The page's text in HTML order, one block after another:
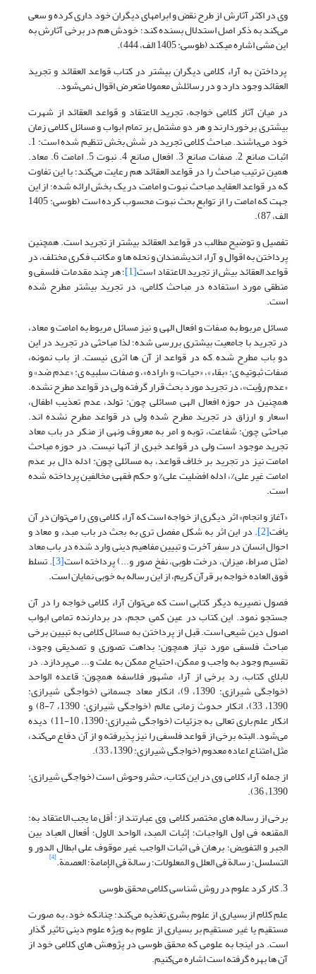
وی در اکثر آثارش از طرح نقض و ابرام‎های دیگران خود داری کرده و سعی
می‌کند به ذکر اصل استدلال بسنده کند؛ خودش هم در برخی آثارش به
این مشی اشاره می‎کند (طوسی: 1405 الف، 444).
پرداختن به آراء کلامی دیگران بیشتر در کتاب قواعد العقائد و تجرید
العقائد وجود دارد و در رسائلش معمولا متعرض اقوال نمی‌شود.
در میان آثار کلامی خواجه، تجرید الاعتقاد و قواعد العقائد از شهرت
بیشتری برخوردارند و هر دو مشتمل بر تمام ابواب و مسائل کلامی زمان
خود می‌باشند. مباحث کلامی تجرید در شش بخش تنظیم شده است: 1.
اثبات صانع 2. صفات صانع 3. افعال صانع 4. نبوت 5. امامت 6. معاد.
همین ترتیب مباحث را در قواعد العقائد هم رعایت می‌کند؛ با این تفاوت
که در قواعد العقاید مباحث نبوت و امامت در یک بخش ارائه شده؛ از این
جهت که امامت را از توابع بحث نبوت محسوب کرده است (طوسی: 1405
الف، 87).
تفصیل و توضیح مطالب در قواعد العقائد بیشتر از تجرید است. همچنین
پرداختن به اقوال و آراء اندیشمندان و نحله ها و مکاتب فکری مختلف، در
قواعد العقائد بیش از تجرید الاعتقاد است[1] ؛ هر چند مقدمات فلسفی و
منطقی مورد استفاده در مباحث کلامی، در تجرید بیشتر مطرح شده
است.
مسائل مربوط به صفات و افعال الهی و نیز مسائل مربوط به امامت و معاد،
در تجرید با جامعیت بیشتری بررسی شده؛ لذا مباحثی در تجرید در این
دو باب مطرح شده که در قواعد از آن ها اثری نیست. از باب نمونه،
صفات ثبوتیه ی: «بقاء»، «حیات» و «اراده»، و صفات سلبیه ی: «عدم ضد» و
«عدم رؤیت»، در تجرید مورد بحث قرار گرفته ولی در قواعد مطرح نشده.
همچنین در حوزه افعال الهی مسائلی چون: تولد، عدم تعذیب اطفال،
اسعار و ارزاق در تجرید مطرح شده ولی در قواعد مطرح نشده اند.
مباحثی چون: شفاعت، توبه و امر به معروف ونهی از منکر در باب معاد
تجرید موجود است ولی در قواعد خبری از آنها نیست. در حوزه مباحث
امامت نیز در تجرید بر خلاف قواعد، به مسائلی چون: ادله دال بر عدم
امامت غیر علی%، ادله افضلیت علی% و حکم فقهی مخالفین پرداخته شده
است.
«آغاز و انجام» اثر دیگری از خواجه است که آراء کلامی وی را می‌توان در آن
یافت[2] . در این اثر به شکل مفصل تری به بحث در باب مبدء و معاد و
احوال انسان در سفر آخرت و تبیین مفاهیم دینی وارد شده در باب معاد
(مثل صراط، میزان، درخت طوبی، نفخ صور و...) پرداخته است[3] . تسلط
فوق العاده خواجه بر قرآن کریم، از این رساله به خوبی نمایان است.
فصول نصیریه دیگر کتابی است که می‌توان آراء کلامی خواجه را در آن
جستجو نمود. این کتاب در عین کمیِ حجم، در بردارنده تمامی ابواب
اصول دین شیعی است. قبل از پرداختن به مسائل کلامی به تبیین برخی
مباحث فلسفی مورد نیاز همچون: بداهت تصوری و تصدیقی وجود،
تقسیم وجود به واجب و ممکن، احتیاج ممکن به علت و... می‌پردازد. در
لابلای کتاب، رد برخی از آراء مشهور فلاسفه همچون: قاعده الواحد
(خواجگی شیرازی: 1390، 9)، انکار معاد جسمانی (خواجگی شیرازی:
1390، 33)، انکار حدوث زمانی عالم (خواجگی شیرازی: 1390، 7-8) و
انکار علم باری تعالی به جزئیات (خواجگی شیرازی: 1390، 10-11) دیده
می‌شود. البته برخی از قواعد فلسفی را نیز پذیرفته و از آن دفاع می‌کند،
مثل امتناع اعاده معدوم (خواجگی شیرازی: 1390، 33).
از جمله آراء کلامی وی در این کتاب، حشر وحوش است (خواجگی شیرازی:
1390، 36).
برخی از رساله های مختصر کلامی وی عبارتند از: أقل ما یجب الاعتقاد به؛
المقنعه فی اول الواجبات؛ إثبات المبدء الواحد الاول؛ أفعال العباد بین
الجبر و التفویض؛ برهان فی اثبات الواجب غیر موقوف علی ابطال الدور و
التسلسل؛ رسالة فی العلل و المعلولات؛ رسالة فی الإمامة؛ العصمة.[4]
3. کار کرد علوم در روش شناسی کلامی محقق طوسی
علم کلام از بسیاری از علوم بشری تغذیه می‌کند؛ چنانکه خود، به صورت
مستقیم یا غیر مستقیم بر بسیاری از علوم به ویژه علوم دینی تاثیر گذار
است. در اینجا به علومی که محقق طوسی در پژوهش های کلامی خود از
آن ها بهره گرفته است اشاره می‌کنیم.